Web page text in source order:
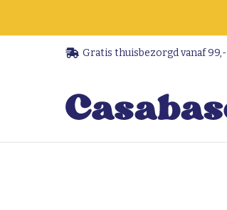
Gratis thuisbezorgd vanaf 99,-